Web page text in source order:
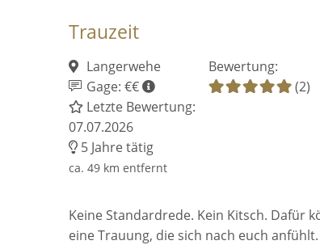
Trauzeit
Langerwehe
Gage: €€
Letzte Bewertung:
07.07.2026
5 Jahre tätig
ca. 49 km entfernt
Bewertung:
(2)
Keine Standardrede. Kein Kitsch. Dafür
eine Trauung, die sich nach euch anfühlt.